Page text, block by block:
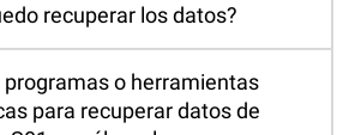
recuperar los datos?
programas o herramientas
para recuperar datos de